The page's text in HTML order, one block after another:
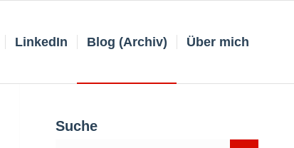
LinkedIn Blog (Archiv) Über mich
Suche